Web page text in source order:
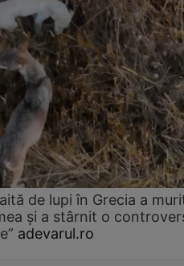
de lupi în Grecia a
și a stârnit o
adevarul.ro